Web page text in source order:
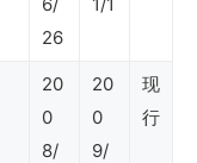
26
20
0
8/
20
0
9/
现
行